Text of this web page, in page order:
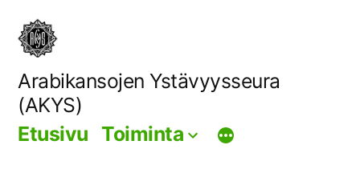
Siirry
sisältöön
Arabikansojen Ystävyysseura
(AKYS)
Etusivu Toiminta